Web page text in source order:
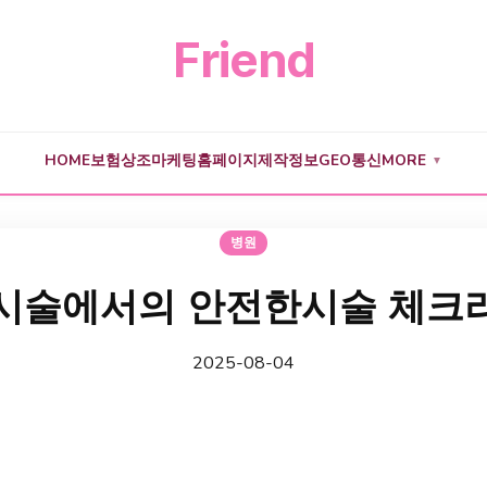
Friend
HOME보험상조마케팅홈페이지제작정보GEO통신MORE ▼
병원
술에서의 안전한시술 체크
2025-08-04